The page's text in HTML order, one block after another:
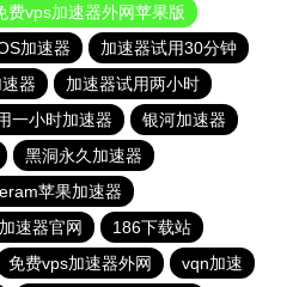
费vps加速器外网苹果版
加速器
加速器试用30分钟
器
加速器试用两小时
一小时加速器
银河加速器
黑洞永久加速器
苹果加速器
速器官网
186下载站
免费vps加速器外网 vqn加速